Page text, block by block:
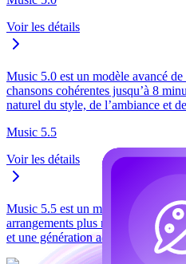
Voir les détails
Music 5.0 est un modèle avancé
chansons cohérentes jusqu’à 8
naturel du style, de l’ambiance et
Music 5.5
Voir les détails
Music 5.5 est un modèle de
arrangements plus riches, des voix
et une génération adaptée aux